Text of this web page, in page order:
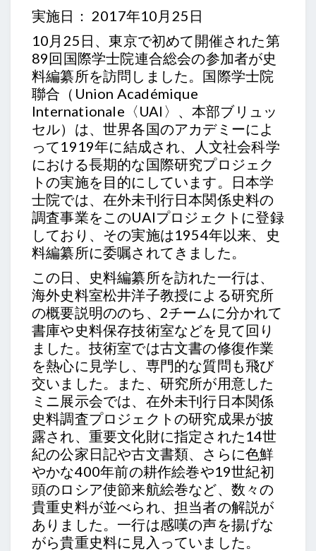
実施日： 2017年10月25日
10月25日、東京で初めて開催された第
89回国際学士院連合総会の参加者が史
料編纂所を訪問しました。国際学士院
聯合（Union Académique
Internationale〈UAI〉、本部ブリュッ
セル）は、世界各国のアカデミーによ
って1919年に結成され、人文社会科学
における長期的な国際研究プロジェク
トの実施を目的にしています。日本学
士院では、在外未刊行日本関係史料の
調査事業をこのUAIプロジェクトに登録
しており、その実施は1954年以来、史
料編纂所に委嘱されてきました。
この日、史料編纂所を訪れた一行は、
海外史料室松井洋子教授による研究所
の概要説明ののち、2チームに分かれて
書庫や史料保存技術室などを見て回り
ました。技術室では古文書の修復作業
を熱心に見学し、専門的な質問も飛び
交いました。また、研究所が用意した
ミニ展示会では、在外未刊行日本関係
史料調査プロジェクトの研究成果が披
露され、重要文化財に指定された14世
紀の公家日記や古文書類、さらに色鮮
やかな400年前の耕作絵巻や19世紀初
頭のロシア使節来航絵巻など、数々の
貴重史料が並べられ、担当者の解説が
ありました。一行は感嘆の声を揚げな
がら貴重史料に見入っていました。